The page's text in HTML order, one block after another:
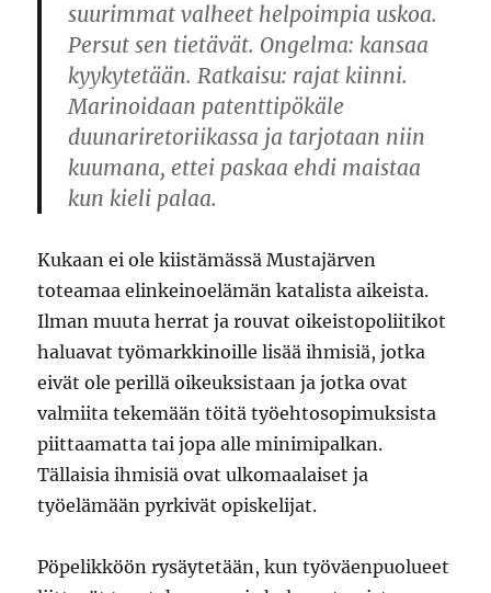
suurimmat valheet helpoimpia uskoa.
Persut sen tietävät. Ongelma: kansaa
kyykytetään. Ratkaisu: rajat kiinni.
Marinoidaan patenttipökäle
duunariretoriikassa ja tarjotaan niin
kuumana, ettei paskaa ehdi maistaa
kun kieli palaa.
Kukaan ei ole kiistämässä Mustajärven
toteamaa elinkeinoelämän katalista aikeista.
Ilman muuta herrat ja rouvat oikeistopoliitikot
haluavat työmarkkinoille lisää ihmisiä, jotka
eivät ole perillä oikeuksistaan ja jotka ovat
valmiita tekemään töitä työehtosopimuksista
piittaamatta tai jopa alle minimipalkan.
Tällaisia ihmisiä ovat ulkomaalaiset ja
työelämään pyrkivät opiskelijat.
Pöpelikköön rysäytetään, kun työväenpuolueet